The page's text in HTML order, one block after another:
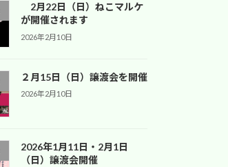
2月22日（日）ねこマルケ
が開催されます
2026年2月10日
２月15日（日）譲渡会を開催
2026年2月10日
2026年1月11日・2月1日
（日）譲渡会開催